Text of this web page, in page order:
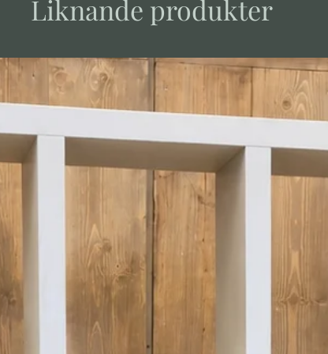
Liknande produkter